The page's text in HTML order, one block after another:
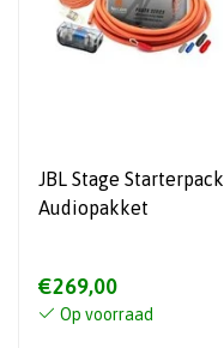
JBL Stage
Audiopakket
€269,00
Op voorraad